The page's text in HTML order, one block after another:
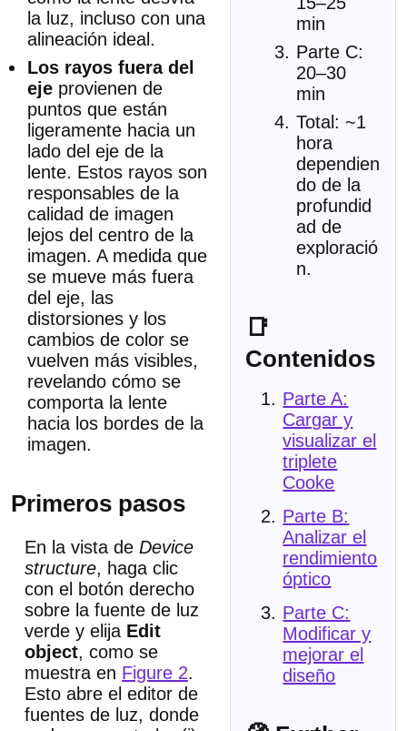
min
Parte C:
20–30
min
Total: ~1
hora
dependien
do de la
profundid
ad de
exploració
n.
📑
Contenidos
Parte A:
Cargar y
visualizar el
triplete
Cooke
Parte B:
Analizar el
rendimiento
óptico
Parte C:
Modificar y
mejorar el
diseño
la luz, incluso con una
alineación ideal.
Los rayos fuera del
eje provienen de
puntos que están
ligeramente hacia un
lado del eje de la
lente. Estos rayos son
responsables de la
calidad de imagen
lejos del centro de la
imagen. A medida que
se mueve más fuera
del eje, las
distorsiones y los
cambios de color se
vuelven más visibles,
revelando cómo se
comporta la lente
hacia los bordes de la
imagen.
Primeros pasos
En la vista de Device
structure, haga clic
con el botón derecho
sobre la fuente de luz
verde y elija Edit
object, como se
muestra en Figure 2.
Esto abre el editor de
fuentes de luz, donde